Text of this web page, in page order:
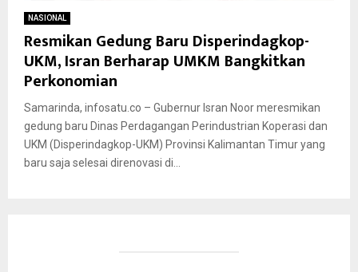
NASIONAL
Resmikan Gedung Baru Disperindagkop-
UKM, Isran Berharap UMKM Bangkitkan
Perkonomian
Samarinda, infosatu.co – Gubernur Isran Noor meresmikan
gedung baru Dinas Perdagangan Perindustrian Koperasi dan
UKM (Disperindagkop-UKM) Provinsi Kalimantan Timur yang
baru saja selesai direnovasi di...